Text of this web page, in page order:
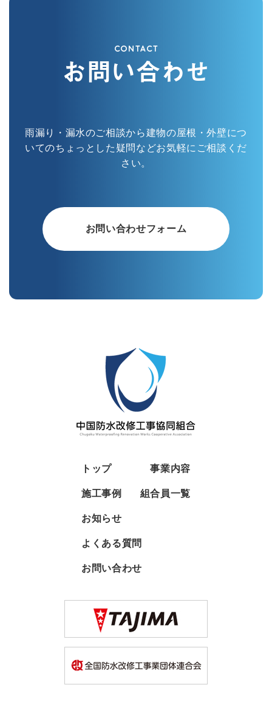
CONTACT
お問い合わせ
雨漏り・漏水のご相談から建物の屋根・外壁につ
いてのちょっとした疑問などお気軽にご相談くだ
さい。
お問い合わせフォーム
トップ 事業内容
施工事例 組合員一覧
お知らせ
よくある質問
お問い合わせ